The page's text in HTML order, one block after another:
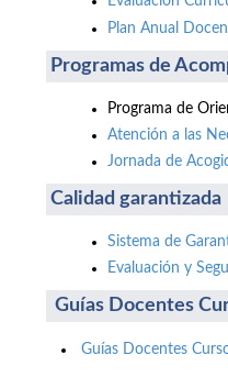
Plan Anual
Programas de
Programa de
Atención a las
Jornada de
Calidad garantizada
Sistema de
Evaluación y
Guías Docentes
Guías Docentes